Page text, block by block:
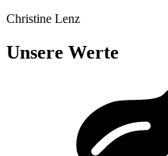
Christine Lenz
Unsere Werte